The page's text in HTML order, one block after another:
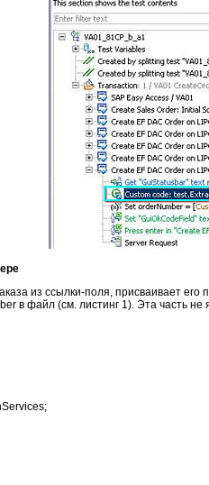
из ссылки-поля, присваивает
в файл (см. листинг 1). Эта часть